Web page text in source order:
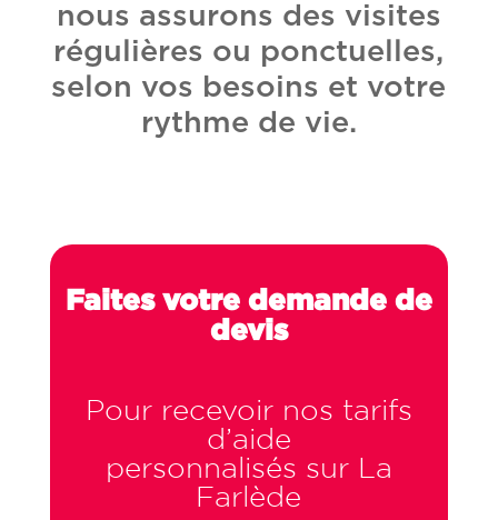
nous assurons des visites
régulières ou ponctuelles,
selon vos besoins et votre
rythme de vie.
Faites votre demande de
devis
Pour recevoir nos tarifs
d’aide
personnalisés sur La
Farlède